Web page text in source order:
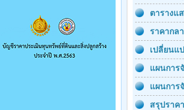
ตารางแ
ราคากล
เปลี่ยนแ
แผนการ
แผนการ
สรุปราค